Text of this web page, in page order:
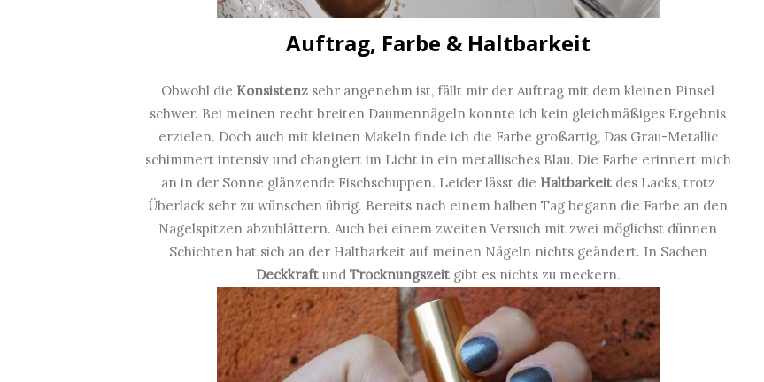
Auftrag, Farbe & Haltbarkeit
Obwohl die Konsistenz sehr angenehm ist, fällt mir der Auftrag mit dem kleinen Pinsel
schwer. Bei meinen recht breiten Daumennägeln konnte ich kein gleichmäßiges Ergebnis
erzielen. Doch auch mit kleinen Makeln finde ich die Farbe großartig, Das Grau-Metallic
schimmert intensiv und changiert im Licht in ein metallisches Blau. Die Farbe erinnert mich
an in der Sonne glänzende Fischschuppen. Leider lässt die Haltbarkeit des Lacks, trotz
Überlack sehr zu wünschen übrig. Bereits nach einem halben Tag begann die Farbe an den
Nagelspitzen abzublättern. Auch bei einem zweiten Versuch mit zwei möglichst dünnen
Schichten hat sich an der Haltbarkeit auf meinen Nägeln nichts geändert. In Sachen
Deckkraft und Trocknungszeit gibt es nichts zu meckern.